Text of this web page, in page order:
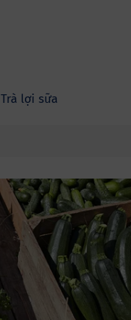
Trà lợi sữa